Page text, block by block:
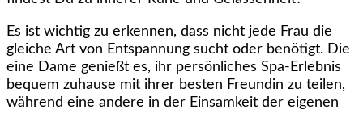
Es ist wichtig zu erkennen, dass nicht jede Frau die
gleiche Art von Entspannung sucht oder benötigt. Die
eine Dame genießt es, ihr persönliches Spa-Erlebnis
bequem zuhause mit ihrer besten Freundin zu teilen,
während eine andere in der Einsamkeit der eigenen